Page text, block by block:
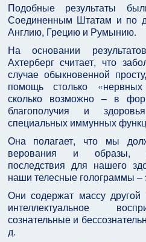
Подобные результаты
Соединенным Штатам и по
Англию, Грецию и Румынию.
На основании
Ахтерберг считает, что
случае обыкновенной
помощь столько
сколько возможно – в
благополучия и
специальных иммунных
Она полагает, что мы
верования и образы,
последствия для нашего
наши телесные голограммы –
Они содержат массу
интеллектуальное
сознательные и
д.